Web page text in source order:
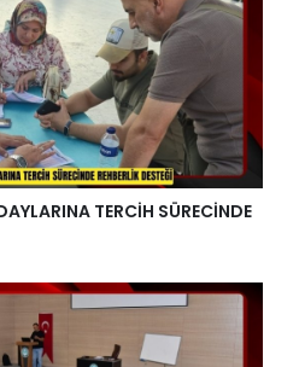
TERCİH SÜRECİNDE